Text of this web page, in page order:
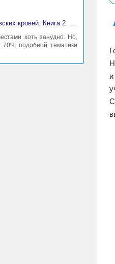
Дикарь королевских кровей. Книга 2. Леди-фаворитка - Анна Сергеевна Гаврилова
хоть занудно. Но,
подобной тематики